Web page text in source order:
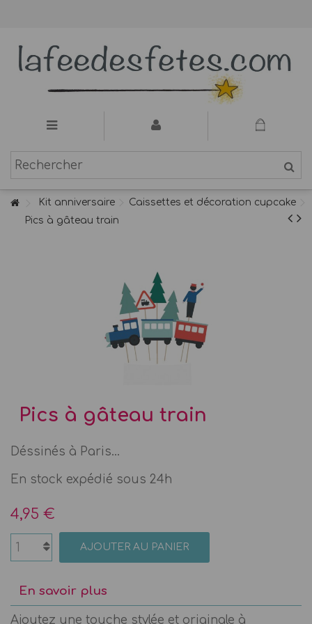
Kit anniversaire
Caissettes et décoration cupcake
Pics à gâteau train
Pics à gâteau train
Déssinés à Paris...
En stock expédié sous 24h
4,95 €
AJOUTER AU PANIER
En savoir plus
Ajoutez une touche stylée et originale à